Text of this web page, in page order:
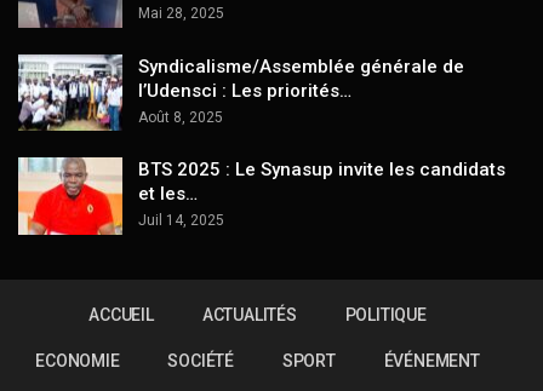
Mai 28, 2025
Syndicalisme/Assemblée générale de
l’Udensci : Les priorités…
Août 8, 2025
BTS 2025 : Le Synasup invite les candidats
et les…
Juil 14, 2025
ACCUEIL ACTUALITÉS POLITIQUE
ECONOMIE SOCIÉTÉ SPORT ÉVÉNEMENT